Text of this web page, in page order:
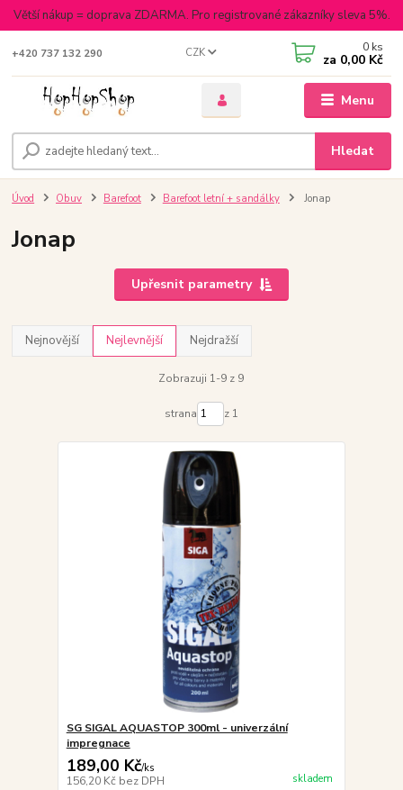
Větší nákup = doprava ZDARMA. Pro registrované zákazníky sleva 5%.
Menu
CZK
Hledat
+420 737 132 290 0 ks
za 0,00 Kč
Úvod Obuv Barefoot Barefoot letní + sandálky Jonap
Jonap
Upřesnit parametry
Nejnovější Nejlevnější Nejdražší
Zobrazuji 1-9 z 9
strana z 1
SG SIGAL AQUASTOP 300ml - univerzální
impregnace
189,00 Kč/ks
156,20 Kč bez DPH skladem